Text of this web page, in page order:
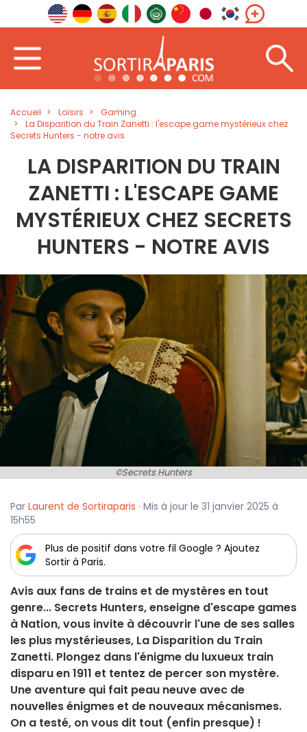
Accueil Loisirs
Gaming
La Disparition du Train Zanetti : l'escape game mystérieux chez
Secrets Hunters - notre avis
LA DISPARITION DU TRAIN
ZANETTI : L'ESCAPE GAME
MYSTÉRIEUX CHEZ SECRETS
HUNTERS - NOTRE AVIS
©Secrets Hunters
Par Laurent de Sortiraparis · Mis à jour le 31 janvier 2025 à
15h55
Plus de positif dans votre fil Google ? Ajoutez
Sortir à Paris.
Avis aux fans de trains et de mystères en tout
genre... Secrets Hunters, enseigne d'escape games
à Nation, vous invite à découvrir l'une de ses salles
les plus mystérieuses, La Disparition du Train
Zanetti. Plongez dans l'énigme du luxueux train
disparu en 1911 et tentez de percer son mystère.
Une aventure qui fait peau neuve avec de
nouvelles énigmes et de nouveaux mécanismes.
On a testé, on vous dit tout (enfin presque) !